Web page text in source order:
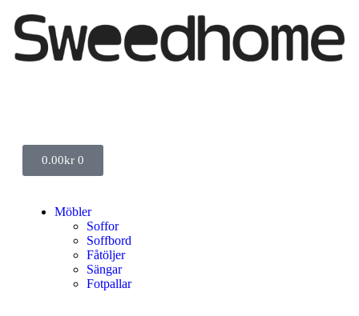
0.00kr 0
Möbler
Soffor
Soffbord
Fåtöljer
Sängar
Fotpallar